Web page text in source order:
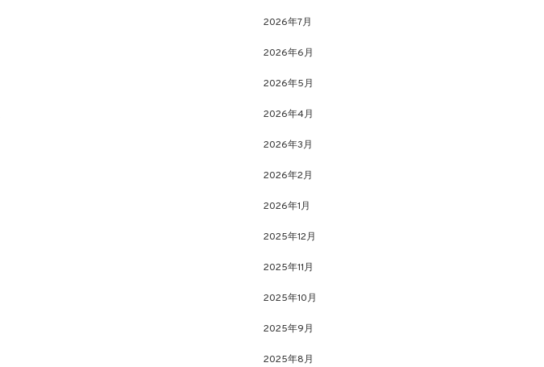
2026年7月
2026年6月
2026年5月
2026年4月
2026年3月
2026年2月
2026年1月
2025年12月
2025年11月
2025年10月
2025年9月
2025年8月